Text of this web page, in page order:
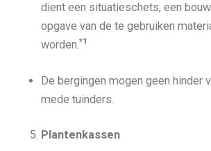
dient een situatieschets, een
opgave van de te gebruiken
worden.*1
De bergingen mogen geen hinder
mede tuinders.
Plantenkassen